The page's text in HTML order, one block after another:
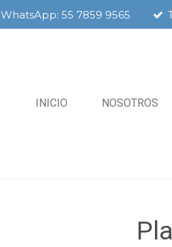
WhatsApp: 55 7859 9565
INICIO NOSOTROS